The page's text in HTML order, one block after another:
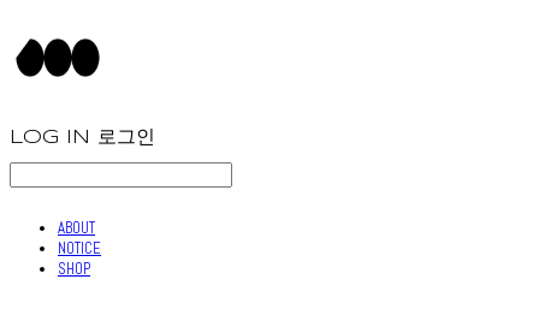
LOG IN 로그인
ABOUT
NOTICE
SHOP